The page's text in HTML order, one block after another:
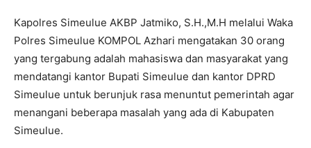
Kapolres Simeulue AKBP Jatmiko, S.H.,M.H melalui Waka
Polres Simeulue KOMPOL Azhari mengatakan 30 orang
yang tergabung adalah mahasiswa dan masyarakat yang
mendatangi kantor Bupati Simeulue dan kantor DPRD
Simeulue untuk berunjuk rasa menuntut pemerintah agar
menangani beberapa masalah yang ada di Kabupaten
Simeulue.